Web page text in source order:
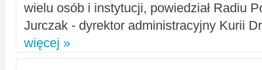
wielu osób i instytucji, powiedział Radiu
Jurczak - dyrektor administracyjny Kurii
więcej »